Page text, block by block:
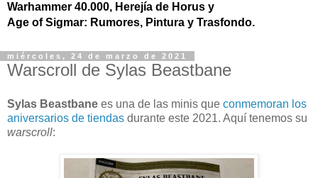
Warhammer 40.000, Herejía de Horus y
Age of Sigmar: Rumores, Pintura y Trasfondo.
miércoles, 24 de marzo de 2021
Warscroll de Sylas Beastbane
Sylas Beastbane es una de las minis que conmemoran los
aniversarios de tiendas durante este 2021. Aquí tenemos su
warscroll: